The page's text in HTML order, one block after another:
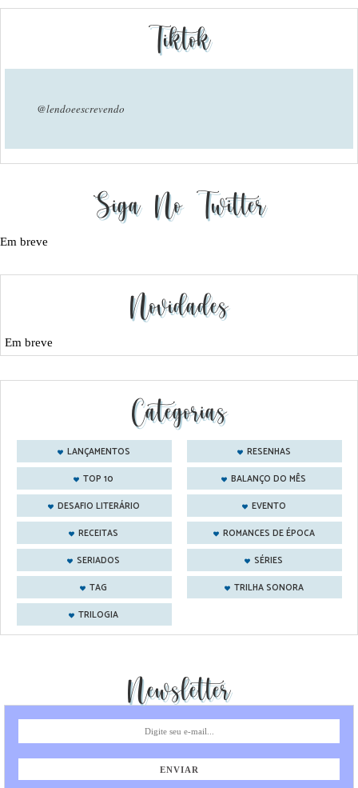
Tiktok
@lendoeescrevendo
Siga No Twitter
Em breve
Novidades
Em breve
Categorias
LANÇAMENTOS
RESENHAS
TOP 10
BALANÇO DO MÊS
DESAFIO LITERÁRIO
EVENTO
RECEITAS
ROMANCES DE ÉPOCA
SERIADOS
SÉRIES
TAG
TRILHA SONORA
TRILOGIA
Newsletter